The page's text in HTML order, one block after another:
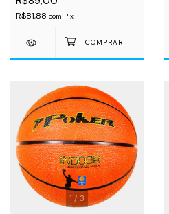
R$81,88 com Pix
1 /3